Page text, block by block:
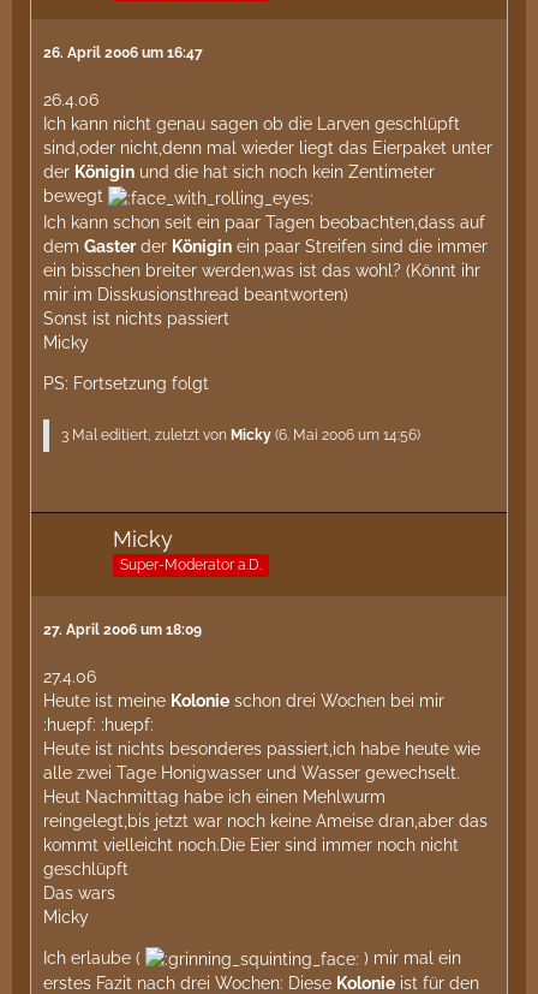
26. April 2006 um 16:47
26.4.06
Ich kann nicht genau sagen ob die Larven geschlüpft
sind,oder nicht,denn mal wieder liegt das Eierpaket unter
der Königin und die hat sich noch kein Zentimeter
bewegt
Ich kann schon seit ein paar Tagen beobachten,dass auf
dem Gasterder Königin ein paar Streifen sind die immer
ein bisschen breiter werden,was ist das wohl? (Könnt ihr
mir im Disskusionsthread beantworten)
Sonst ist nichts passiert
Micky
PS: Fortsetzung folgt
3 Mal editiert, zuletzt von Micky (6. Mai 2006 um 14:56)
Micky
Super-Moderator a.D.
27. April 2006 um 18:09
27.4.06
Heute ist meine Kolonie schon drei Wochen bei mir
:huepf: :huepf:
Heute ist nichts besonderes passiert,ich habe heute wie
alle zwei Tage Honigwasser und Wasser gewechselt.
Heut Nachmittag habe ich einen Mehlwurm
reingelegt,bis jetzt war noch keine Ameise dran,aber das
kommt vielleicht noch.Die Eier sind immer noch nicht
geschlüpft
Das wars
Micky
Ich erlaube (
) mir mal ein
erstes Fazit nach drei Wochen: Diese Kolonie ist für den